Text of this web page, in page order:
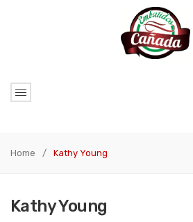
Home / Kathy Young
Kathy Young